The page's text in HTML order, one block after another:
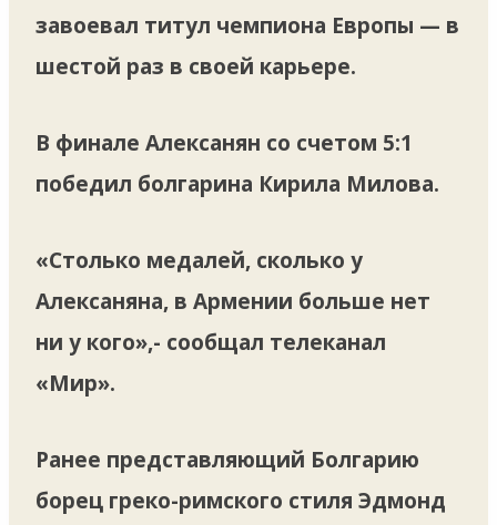
завоевал титул чемпиона Европы — в
шестой раз в своей карьере.
В финале Алексанян со счетом 5:1
победил болгарина Кирила Милова.
«Столько медалей, сколько у
Алексаняна, в Армении больше нет
ни у кого»,- сообщал телеканал
«Мир».
Ранее представляющий Болгарию
борец греко-римского стиля Эдмонд